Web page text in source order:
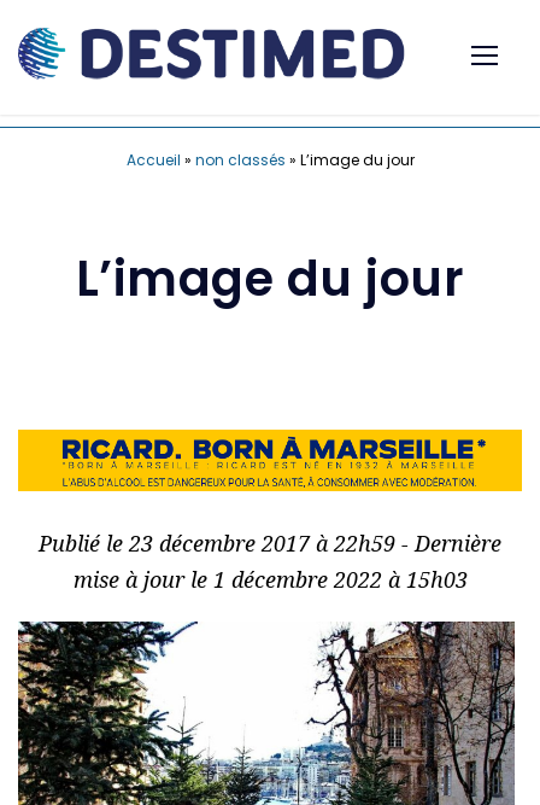
Accueil » non classés » L’image du jour
L’image du jour
Publié le 23 décembre 2017 à 22h59 - Dernière
mise à jour le 1 décembre 2022 à 15h03